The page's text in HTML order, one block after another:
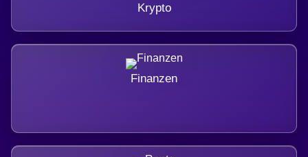
Krypto
Finanzen